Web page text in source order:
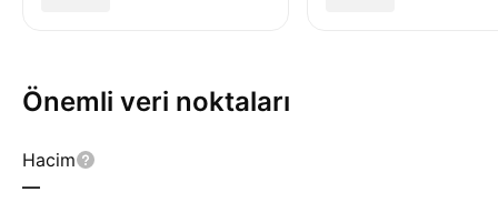
Önemli veri noktaları
Hacim
—